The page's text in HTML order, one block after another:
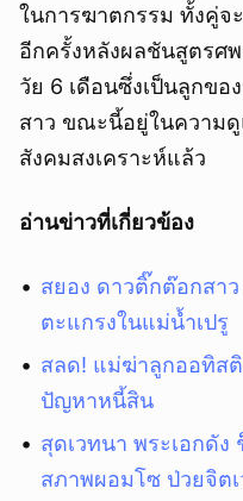
ในการฆาตกรรม ทั้งคู่จ
อีกครั้งหลังผลชันสูตรศ
วัย 6 เดือนซึ่งเป็นลูกข
สาว ขณะนี้อยู่ในความ
สังคมสงเคราะห์แล้ว
อ่านข่าวที่เกี่ยวข้อง
สยอง ดาวติ๊กต๊อกสา
ตะแกรงในแม่น้ำเปรู
สลด! แม่ฆ่าลูกออทิส
ปัญหาหนี้สิน
สุดเวทนา พระเอกดั
สภาพผอมโซ ป่วยจิต